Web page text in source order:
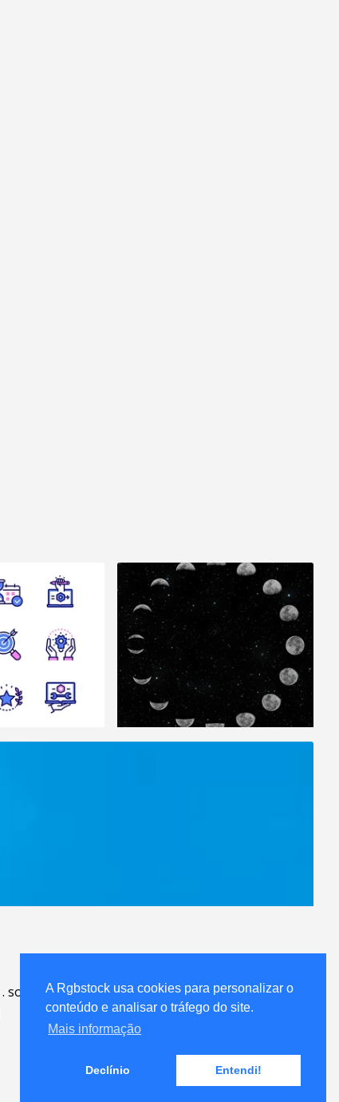
A Rgbstock usa cookies para personalizar o
conteúdo e analisar o tráfego do site.
Mais informação
Declínio Entendi!
. sobre
.